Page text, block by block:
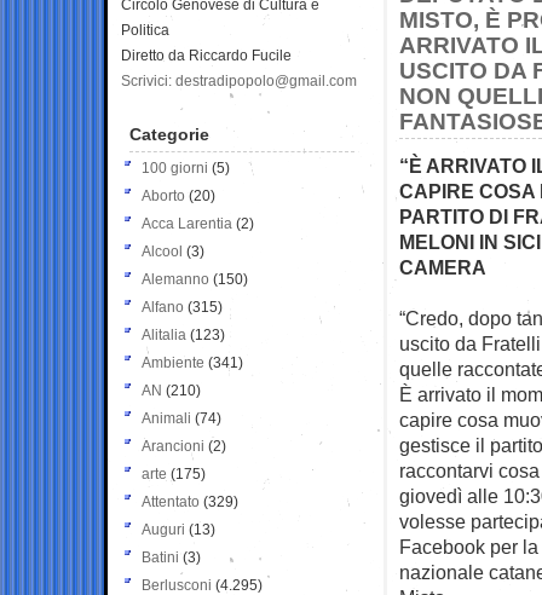
MISTO, È
ARRIVATO
USCITO DA
NON
“È ARRIVATO
CAPIRE COSA
PARTITO DI
MELONI IN
CAMERA
“Credo, dopo
uscito da
quelle
È arrivato il
capire cosa
gestisce il
raccontarvi
giovedì alle
volesse
Facebook per
nazionale
Circolo Genovese di Cultura e
Politica
Diretto da Riccardo Fucile
Scrivici: destradipopolo@gmail.com
Categorie
100 giorni (5)
Aborto (20)
Acca Larentia (2)
Alcool (3)
Alemanno (150)
Alfano (315)
Alitalia (123)
Ambiente (341)
AN (210)
Animali (74)
Arancioni (2)
arte (175)
Attentato (329)
Auguri (13)
Batini (3)
Berlusconi (4.295)